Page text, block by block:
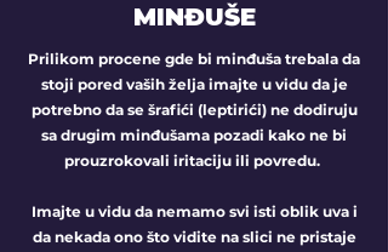
MINĐUŠE
Prilikom procene gde bi minđuša trebala da
stoji pored vaših želja imajte u vidu da je
potrebno da se šrafići (leptirići) ne dodiruju
sa drugim minđušama pozadi kako ne bi
prouzrokovali iritaciju ili povredu.
Imajte u vidu da nemamo svi isti oblik uva i
da nekada ono što vidite na slici ne pristaje